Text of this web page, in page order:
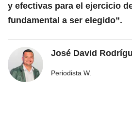
y efectivas para el ejercicio
fundamental a ser elegido”.
José David
Periodista W.